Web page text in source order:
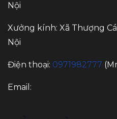
Nội
Xưởng kính: Xã Thượng
Nội
Điện thoại: 0971982777
Email: